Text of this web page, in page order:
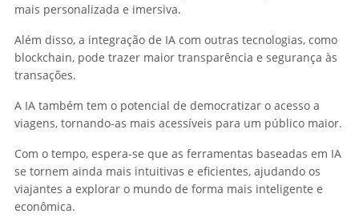
mais personalizada e imersiva.
Além disso, a integração de IA com outras tecnologias, como
blockchain, pode trazer maior transparência e segurança às
transações.
A IA também tem o potencial de democratizar o acesso a
viagens, tornando-as mais acessíveis para um público maior.
Com o tempo, espera-se que as ferramentas baseadas em IA
se tornem ainda mais intuitivas e eficientes, ajudando os
viajantes a explorar o mundo de forma mais inteligente e
econômica.